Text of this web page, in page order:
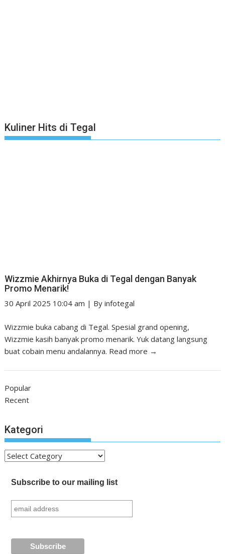
Kuliner Hits di Tegal
Wizzmie Akhirnya Buka di Tegal dengan Banyak
Promo Menarik!
30 April 2025 10:04 am | Byinfotegal
Wizzmie buka cabang di Tegal. Spesial grand opening,
Wizzmie kasih banyak promo menarik. Yuk datang langsung
buat cobain menu andalannya. Read more →
Popular
Recent
Kategori
Kategori
Subscribe to our mailing list